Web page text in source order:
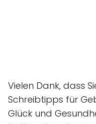
Vielen Dank, dass
Schreibtipps für
Glück und